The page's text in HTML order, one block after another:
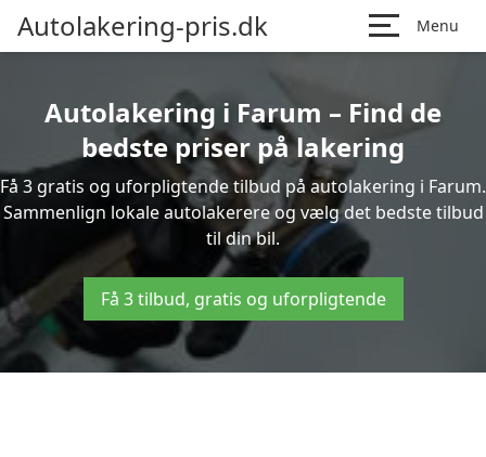
Autolakering-pris.dk Menu
Autolakering i Farum – Find de
bedste priser på lakering
Få 3 gratis og uforpligtende tilbud på autolakering i Farum.
Sammenlign lokale autolakerere og vælg det bedste tilbud
til din bil.
Få 3 tilbud, gratis og uforpligtende